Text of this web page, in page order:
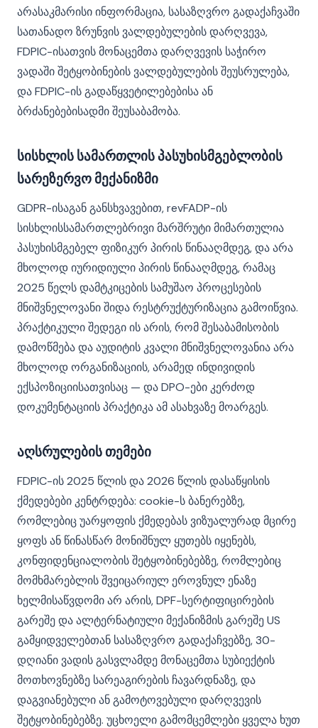
არასაკმარისი ინფორმაცია, სასაზღვრო გადაქაჩვაში
სათანადო ზრუნვის ვალდებულების დარღვევა,
FDPIC-ისათვის მონაცემთა დარღვევის საჭირო
ვადაში შეტყობინების ვალდებულების შეუსრულება,
და FDPIC-ის გადაწყვეტილებებისა ან
ბრძანებებისადმი შეუსაბამობა.
სისხლის სამართლის პასუხისმგებლობის
სარეზერვო მექანიზმი
GDPR-ისაგან განსხვავებით, revFADP-ის
სისხლისსამართლებრივი მარშრუტი მიმართულია
პასუხისმგებელ ფიზიკურ პირის წინააღმდეგ, და არა
მხოლოდ იურიდიული პირის წინააღმდეგ, რამაც
2025 წელს დამტკიცების სამუშაო პროცესების
მნიშვნელოვანი შიდა რესტრუქტურიზაცია გამოიწვია.
პრაქტიკული შედეგი ის არის, რომ შესაბამისობის
დამოწმება და აუდიტის კვალი მნიშვნელოვანია არა
მხოლოდ ორგანიზაციის, არამედ ინდივიდის
ექსპოზიციისათვისაც — და DPO-ები კერძოდ
დოკუმენტაციის პრაქტიკა ამ ასახვაზე მოარგეს.
აღსრულების თემები
FDPIC-ის 2025 წლის და 2026 წლის დასაწყისის
ქმედებები კენტრდება: cookie-ს ბანერებზე,
რომლებიც უარყოფის ქმედებას ვიზუალურად მცირე
ყოფს ან წინასწარ მონიშნულ ყუთებს იყენებს,
კონფიდენციალობის შეტყობინებებზე, რომლებიც
მომხმარებლის შვეიცარიულ ეროვნულ ენაზე
ხელმისაწვდომი არ არის, DPF-სერტიფიცირების
გარეშე და ალტერნატიული მექანიზმის გარეშე US
გამყიდველებთან სასაზღვრო გადაქაჩვებზე, 30-
დღიანი ვადის გასვლამდე მონაცემთა სუბიექტის
მოთხოვნებზე სარეაგირების ჩავარდნაზე, და
დაგვიანებული ან გამოტოვებული დარღვევის
შეტყობინებებზე. უცხოელი გამომცემლები ყველა ხუთ